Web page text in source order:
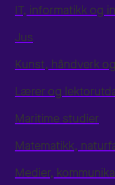
IT, informatikk og
Jus
Kunst, håndverk
Lærer og
Maritime studier
Matematikk,
Medier,